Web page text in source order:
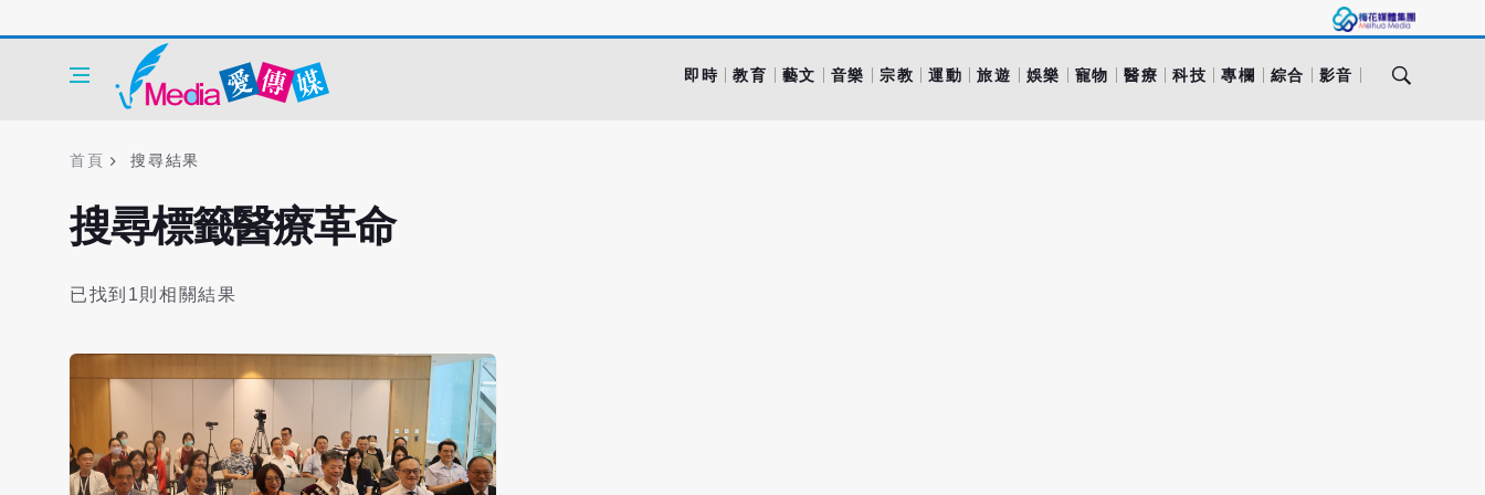
即時 教育 藝文 音樂 宗教 運動 旅遊 娛樂 寵物 醫療 科技 專欄 綜合 影音
首頁 搜尋結果
搜尋標籤醫療革命
已找到1則相關結果